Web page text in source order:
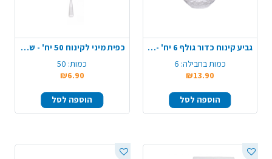
גביע קינוח כדור גולף 6 יח' - שקוף
כמות בחבילה: 6
₪13.90
הוספה לסל
כפית מיני לקינוח 50 יח' - שקוף
כמות: 50
₪6.90
הוספה לסל